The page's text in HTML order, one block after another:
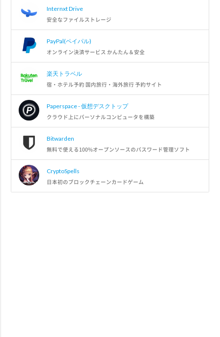
Internxt Drive
安全なファイルストレージ
PayPal(ペイパル)
オンライン決済サービス かんたん＆安全
楽天トラベル
宿・ホテル予約 国内旅行・海外旅行 予約サイト
Paperspace - 仮想デスクトップ
クラウド上にパーソナルコンピュータを構築
Bitwarden
無料で使える100%オープンソースのパスワード管理ソフト
CryptoSpells
日本初のブロックチェーンカードゲーム